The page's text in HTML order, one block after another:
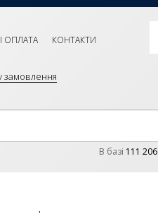
ОПЛАТА КОНТАКТИ
замовлення
В базi 111 206